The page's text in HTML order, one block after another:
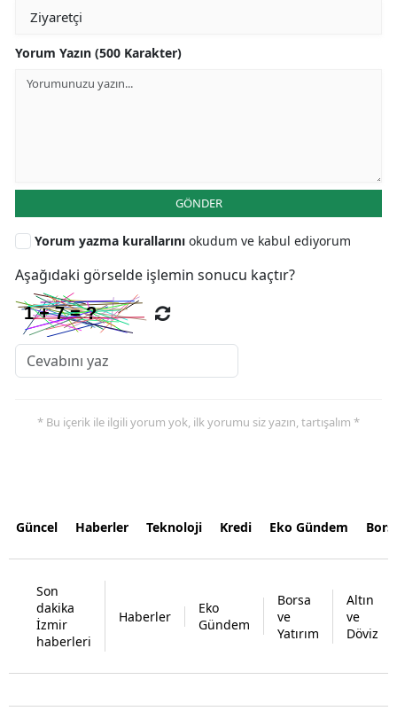
Yorum Yazın (500 Karakter)
GÖNDER
Yorum yazma kurallarını okudum ve kabul ediyorum
Aşağıdaki görselde işlemin sonucu kaçtır?
* Bu içerik ile ilgili yorum yok, ilk yorumu siz yazın, tartışalım *
Güncel Haberler Teknoloji Kredi Eko Gündem
Son
dakika
İzmir
haberleri
Haberler
Eko
Gündem
Borsa
ve
Yatırım
Altın
ve
Döviz